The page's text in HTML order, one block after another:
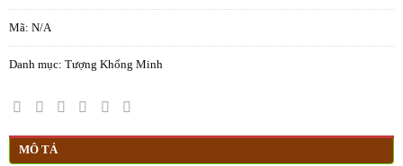
Mã: N/A
Danh mục: Tượng Khổng Minh
MÔ TẢ